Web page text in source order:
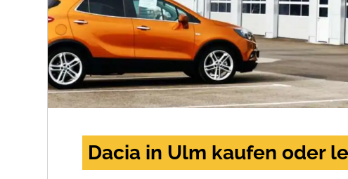
Dacia in Ulm kaufen oder